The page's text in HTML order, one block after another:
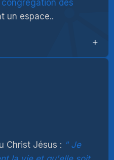
congrégation des
un espace..
Christ Jésus :
Je